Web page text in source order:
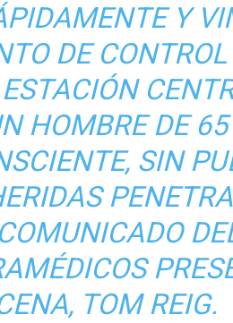
Y
DE
HOMBRE DE
SIN
TOM REIG.